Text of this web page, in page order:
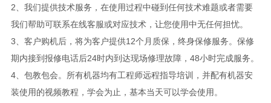
2、我们提供技术服务，在使用过程中碰到任何技术难题或者需要
我们帮助可联系在线客服或对应技术，让您使用中无任何担忧。
3、客户购机后，将为客户提供12个月质保，终身保修服务。保修
期内接到报修电话后24时内到达现场修理故障，48小时完成服务。
4、包教包会。所有机器均有工程师远程指导培训，并配有机器安
装使用的视频教程，学会为止，基本当天可以学会使用。